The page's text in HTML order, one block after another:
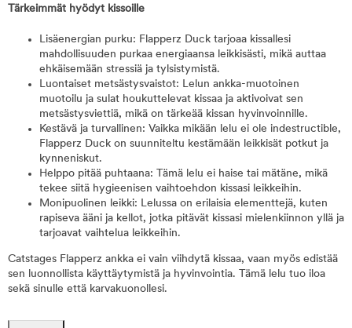
Tärkeimmät hyödyt kissoille
Lisäenergian purku: Flapperz Duck tarjoaa kissallesi
mahdollisuuden purkaa energiaansa leikkisästi, mikä auttaa
ehkäisemään stressiä ja tylsistymistä.
Luontaiset metsästysvaistot: Lelun ankka-muotoinen
muotoilu ja sulat houkuttelevat kissaa ja aktivoivat sen
metsästysviettiä, mikä on tärkeää kissan hyvinvoinnille.
Kestävä ja turvallinen: Vaikka mikään lelu ei ole indestructible,
Flapperz Duck on suunniteltu kestämään leikkisät potkut ja
kynneniskut.
Helppo pitää puhtaana: Tämä lelu ei haise tai mätäne, mikä
tekee siitä hygieenisen vaihtoehdon kissasi leikkeihin.
Monipuolinen leikki: Lelussa on erilaisia elementtejä, kuten
rapiseva ääni ja kellot, jotka pitävät kissasi mielenkiinnon yllä ja
tarjoavat vaihtelua leikkeihin.
Catstages Flapperz ankka ei vain viihdytä kissaa, vaan myös edistää
sen luonnollista käyttäytymistä ja hyvinvointia. Tämä lelu tuo iloa
sekä sinulle että karvakuonollesi.